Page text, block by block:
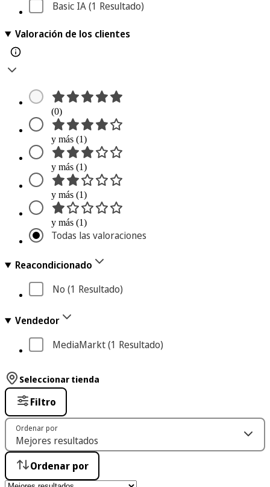
Basic IA (1 Resultado)
Valoración de los clientes
(0)
y más (1)
y más (1)
y más (1)
y más (1)
Todas las valoraciones
Reacondicionado
No (1 Resultado)
Vendedor
MediaMarkt (1 Resultado)
Seleccionar tienda
Filtro
Ordenar por
Ordenar por